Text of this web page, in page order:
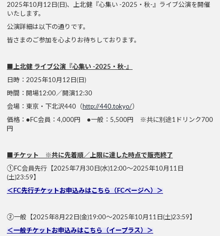
2025年10月12日(日)、上北健『心集い -2025・秋-』ライブ公演を開催
いたします。
公演詳細は以下の通りです。
皆さまのご参加を心よりお待ちしております。
■上北健 ライブ公演『心集い -2025・秋-』
日時：2025年10月12日(日)
時間：開場12:00／開演12:30
会場：東京・下北沢440（ http://440.tokyo/）
価格：●FC会員：4,000円 ●一般：5,500円 ※共に別途1ドリンク700
円
■チケット ※共に先着順／上限に達した時点で販売終了
①FC会員先行【2025年7月30日(水)12:00〜2025年10月11日
(土)23:59】
＜FC先行チケットお申込みはこちら（FCページへ）＞
②一般【2025年8月22日(金)19:00〜2025年10月11日(土)23:59】
＜一般チケットお申込みはこちら（イープラス）＞